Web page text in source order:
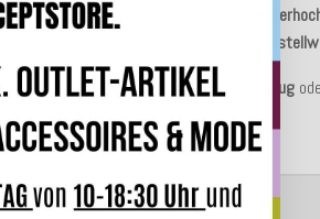
komfortablen silikonisierten
gute
Online zu bestellen auch nur als
Bezug
Sie selbst!
Merkmale